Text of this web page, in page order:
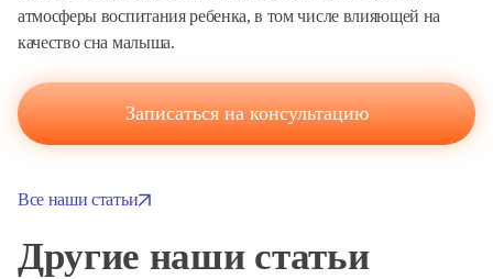
атмосферы воспитания ребенка, в том числе влияющей на
качество сна малыша.
Записаться на консультацию
Все наши статьи
Другие наши статьи